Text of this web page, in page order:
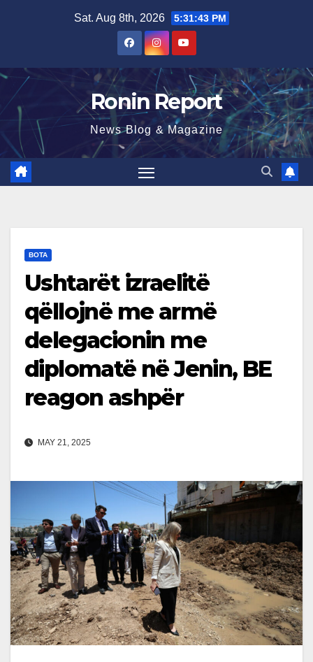
Sat. Aug 8th, 2026 5:31:44 PM
Ronin Report
News Blog & Magazine
BOTA
Ushtarët izraelitë
qëllojnë me armë
delegacionin me
diplomatë në Jenin, BE
reagon ashpër
MAY 21, 2025